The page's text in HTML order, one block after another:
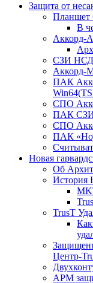
Защита от
Планшет
В
Аккорд-
СЗИ
Аккорд-
ПАК
СПО
ПАК
СПО
ПАК
Новая
Об
История
TrusT
Центр-
АРМ